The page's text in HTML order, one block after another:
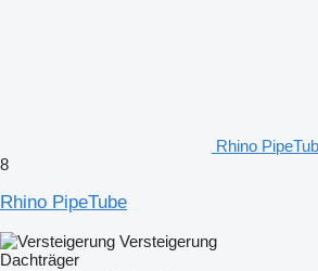
Rhino
8
Rhino PipeTube
Versteigerung
Dachträger